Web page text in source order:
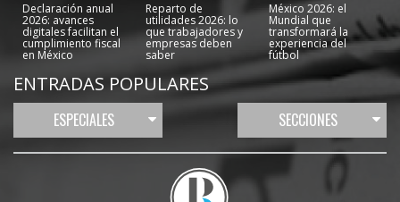
Declaración anual
2026: avances
digitales facilitan el
cumplimiento fiscal
en México
Reparto de
utilidades 2026: lo
que trabajadores y
empresas deben
saber
México 2026: el
Mundial que
transformará la
experiencia del
fútbol
ENTRADAS POPULARES
ESPECIALES SECCIONES